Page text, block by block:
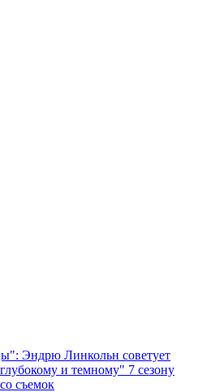
Эндрю Линкольн советует
и темному" 7 сезону
съемок